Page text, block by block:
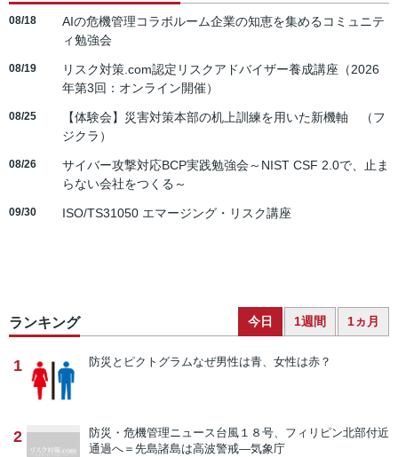
08/18
AIの危機管理コラボルーム企業の知恵を集めるコミュニテ
ィ勉強会
08/19
リスク対策.com認定リスクアドバイザー養成講座（2026
年第3回：オンライン開催）
08/25
【体験会】災害対策本部の机上訓練を用いた新機軸 （フ
ジクラ）
08/26
サイバー攻撃対応BCP実践勉強会～NIST CSF 2.0で、止ま
らない会社をつくる～
09/30 ISO/TS31050 エマージング・リスク講座
ランキング 今日 1週間 1ヵ月
1 防災とピクトグラムなぜ男性は青、女性は赤？
2 防災・危機管理ニュース台風１８号、フィリピン北部付近
通過へ＝先島諸島は高波警戒―気象庁